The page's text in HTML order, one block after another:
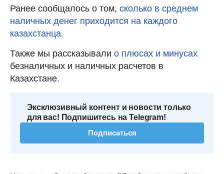
Ранее сообщалось о том, сколько в среднем
наличных денег приходится на каждого
казахстанца.
Также мы рассказывали о плюсах и минусах
безналичных и наличных расчетов в
Казахстане.
Эксклюзивный контент и новости только
для вас! Подпишитесь на Telegram!
Подписаться